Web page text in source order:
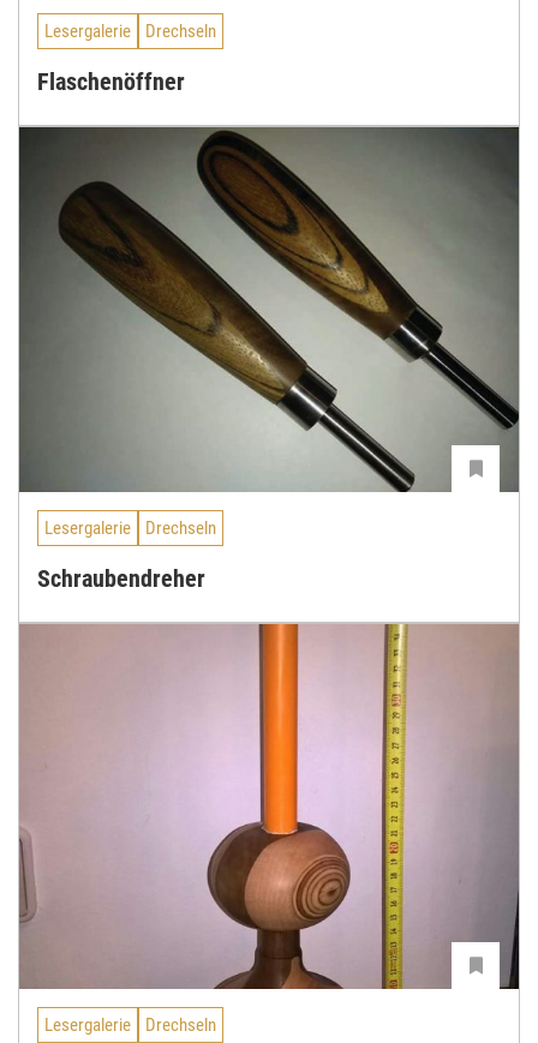
Lesergalerie Drechseln
Flaschenöffner
Lesergalerie Drechseln
Schraubendreher
Lesergalerie Drechseln